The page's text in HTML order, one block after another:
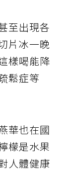
至出現各
片冰一晚
樣喝能降
鬆症等
華也在國
檬是水果
人體健康